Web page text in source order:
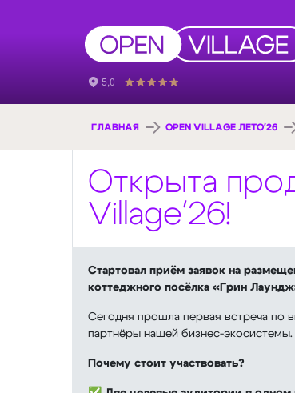
ГЛАВНАЯ OPEN VILLAGE ЛЕТО'26
Открыта
Village'26!
Стартовал приём заявок на
коттеджного посёлка «Грин
Сегодня прошла первая встреча по
партнёры нашей бизнес-экосистемы.
Почему стоит участвовать?